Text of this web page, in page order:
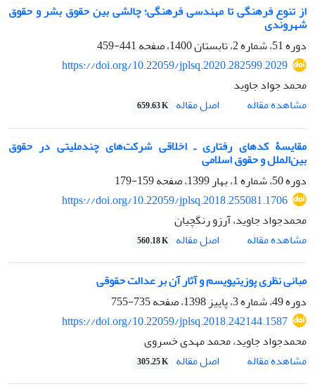
از تنوع فرهنگی تا مهندسی فرهنگی؛ چالشی بین حقوق بشر و حقوق
شهروندی
دوره 51، شماره 2، تابستان 1400، صفحه
441-459
https://doi.org/10.22059/jplsq.2020.282599.2029
محمد جواد جاوید
مشاهده مقاله
اصل مقاله 659.63 K
مقایسۀ کدهای رفتاری ـ اخلاقی شرکت‌های چندملیتی در حقوق
بین‌الملل و حقوق اسلامی
دوره 50، شماره 1، بهار 1399، صفحه
159-179
https://doi.org/10.22059/jplsq.2018.255081.1706
محمدجواد جاوید، آرزو رنگچیان
مشاهده مقاله
اصل مقاله 560.18 K
مبانی نظری پوزیتیویسم و آثار آن بر عدالت حقوقی
دوره 49، شماره 3، پاییز 1398، صفحه
735-755
https://doi.org/10.22059/jplsq.2018.242144.1587
محمدجواد جاوید، محمد مهدی خسروی
مشاهده مقاله
اصل مقاله 305.25 K